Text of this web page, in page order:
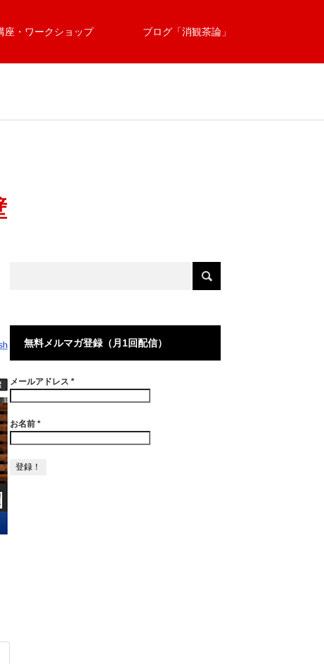
座・ワークショップ ブログ「消観茶論」
無料メルマガ登録（月1回配信）
メールアドレス *
お名前 *